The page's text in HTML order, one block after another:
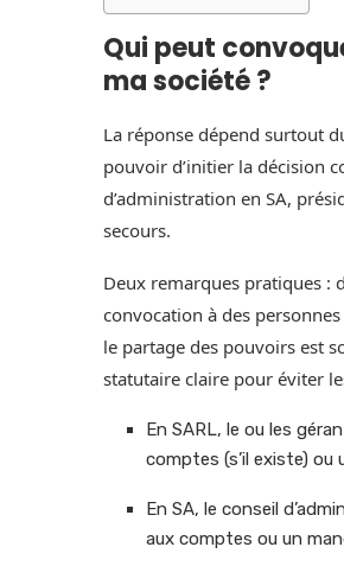
Qui peut
ma société ?
La réponse dépend surtout
pouvoir d’initier la décision
d’administration en SA,
secours.
Deux remarques pratiques :
convocation à des
le partage des pouvoirs est
statutaire claire pour éviter
En SARL, le ou les
comptes (s’il existe) ou
En SA, le conseil
aux comptes ou un